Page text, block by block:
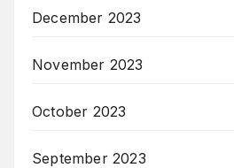
December 2023
November 2023
October 2023
September 2023